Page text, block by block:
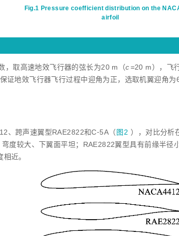
Fig.1 Pressure coefficient distribution on the
airfoil
，取高速地效飞行器的弦长为20 m（c=20 m），飞
证地效飞行器飞行过程中迎角为正，选取机翼迎角为
、跨声速翼型RAE2822和C⁃5A（图2 ），对比分析
度较大、下翼面平坦；RAE2822翼型具有前缘半径
近。